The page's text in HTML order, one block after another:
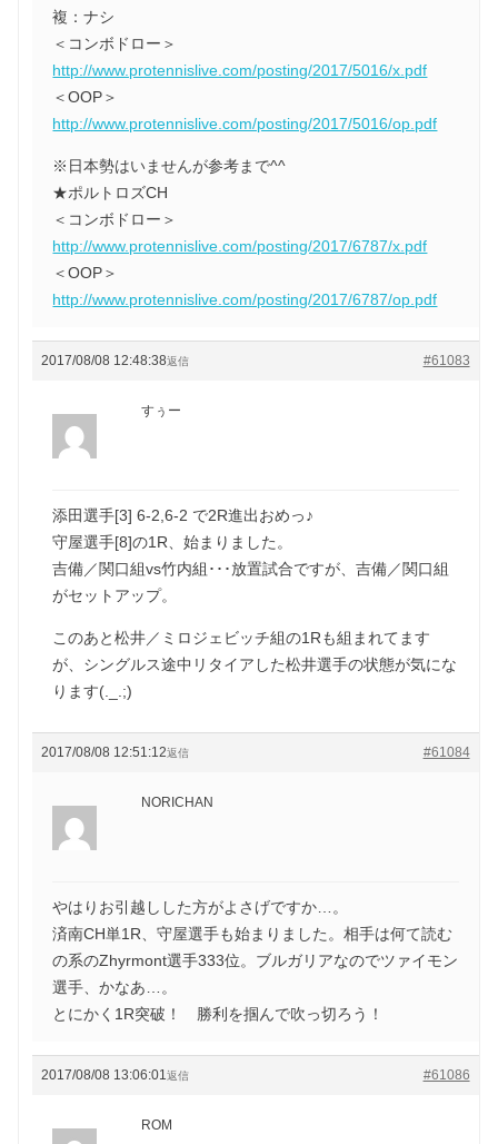
複：ナシ
＜コンボドロー＞
http://www.protennislive.com/posting/2017/5016/x.pdf
＜OOP＞
http://www.protennislive.com/posting/2017/5016/op.pdf
※日本勢はいませんが参考まで^^
★ポルトロズCH
＜コンボドロー＞
http://www.protennislive.com/posting/2017/6787/x.pdf
＜OOP＞
http://www.protennislive.com/posting/2017/6787/op.pdf
2017/08/08 12:48:38 #61083
返信
すぅー
添田選手[3] 6-2,6-2 で2R進出おめっ♪
守屋選手[8]の1R、始まりました。
吉備／関口組vs竹内組･･･放置試合ですが、吉備／関口組
がセットアップ。
このあと松井／ミロジェビッチ組の1Rも組まれてます
が、シングルス途中リタイアした松井選手の状態が気にな
ります(._.;)
2017/08/08 12:51:12 #61084
返信
NORICHAN
やはりお引越しした方がよさげですか…。
済南CH単1R、守屋選手も始まりました。相手は何て読む
の系のZhyrmont選手333位。ブルガリアなのでツァイモン
選手、かなあ…。
とにかく1R突破！ 勝利を掴んで吹っ切ろう！
2017/08/08 13:06:01 #61086
返信
ROM